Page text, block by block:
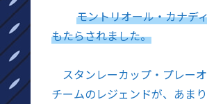
モントリオール・カナデ
もたらされました。
スタンレーカップ・プレー
チームのレジェンドが、あま